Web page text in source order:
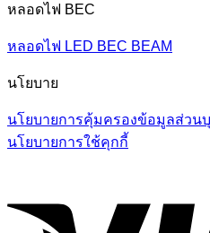
หลอดไฟ BEC
หลอดไฟ LED BEC BEAM
นโยบาย
นโยบายการคุ้มครองข้อมูลส่วน
นโยบายการใช้คุกกี้